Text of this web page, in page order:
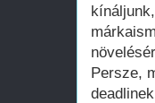
Persze,